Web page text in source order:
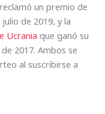
un premio de
julio de 2019, y la
Ucrania que ganó su
2017. Ambos se
al suscribirse a